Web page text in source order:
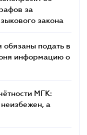
за
закона
обязаны подать в
информацию о
МГК:
а